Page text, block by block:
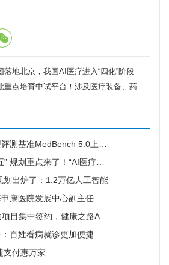
落地北京，我国AI医疗进入“四化”阶段
育中试平台！涉及医疗装备、药品、生物制造、脑机接口
5.0上新，超31万次评测持续筑牢安全防线
来了！“AI医疗覆盖率100%”成硬指标
划出炉了：1.2万亿人工智能
康医院发展中心副主任
，健康之路AI数字员工规模化落地再提速
百姓看病就诊更加便捷
支付惠万家